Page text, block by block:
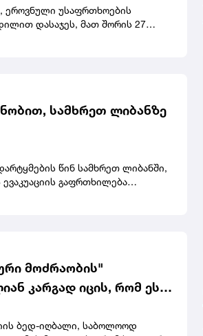
ეროვნული უსაფრთხოების
დასაჯეს, მათ შორის 27
სამხრეთ ლიბანზე
წინ სამხრეთ ლიბანში,
გაფრთხილება
მოძრაობის"
კარგად იცის, რომ ეს
პოზიორობა საკუთარი
წინაშე"
ბედ-იღბალი, საბოლოოდ